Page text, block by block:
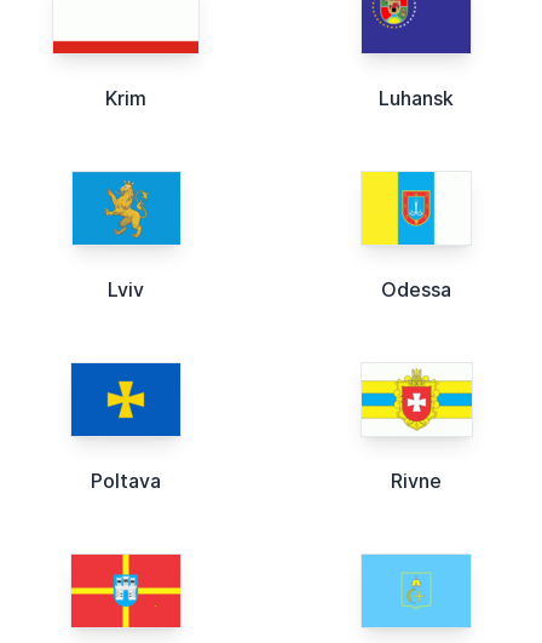
Krim Luhansk
Lviv Odessa
Poltava Rivne